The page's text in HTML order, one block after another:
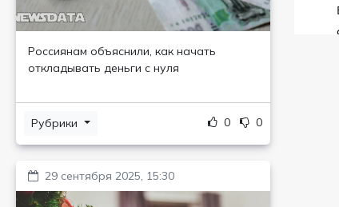
Россиянам объяснили, как начать
откладывать деньги с нуля
Рубрики 0 0
29 сентября 2025, 15:30